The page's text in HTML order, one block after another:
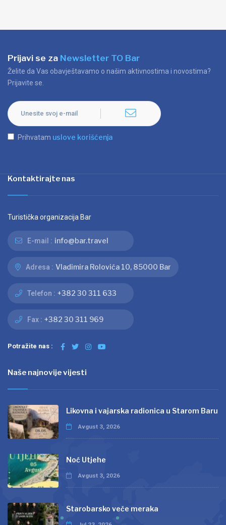
Prijavi se za Newsletter TO Bar
Želite da Vas obavještavamo o našim aktivnostima i novostima?
Prijavite se.
Prihvatam uslove korišćenja
Kontaktirajte nas
Turistička organizacija Bar
E-mail : info@bar.travel
Adresa : Vladimira Rolovića 10, 85000 Bar
Telefon : +382 30 311 633
Fax : +382 30 311 969
Potražite nas :
Naše najnovije vijesti
Likovna i vajarska radionica u Starom Baru
Avgust 3, 2026
Noć Utjehe
Avgust 3, 2026
Starobarsko veče meraka